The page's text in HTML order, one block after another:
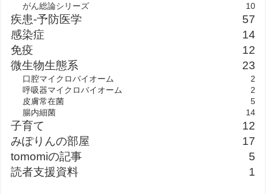
がん総論シリーズ 10
疾患-予防医学
57
感染症
14
免疫
12
微生物生態系
23
口腔マイクロバイオーム
2
呼吸器マイクロバイオーム
2
皮膚常在菌
5
腸内細菌
14
子育て
12
みぽりんの部屋
17
tomomiの記事
5
読者支援資料
1